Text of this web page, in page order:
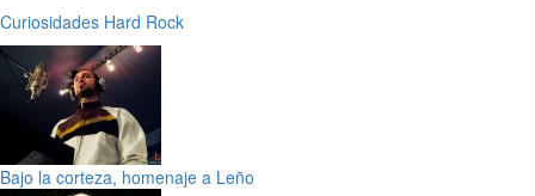
Curiosidades Hard Rock
Bajo la corteza, homenaje a Leño